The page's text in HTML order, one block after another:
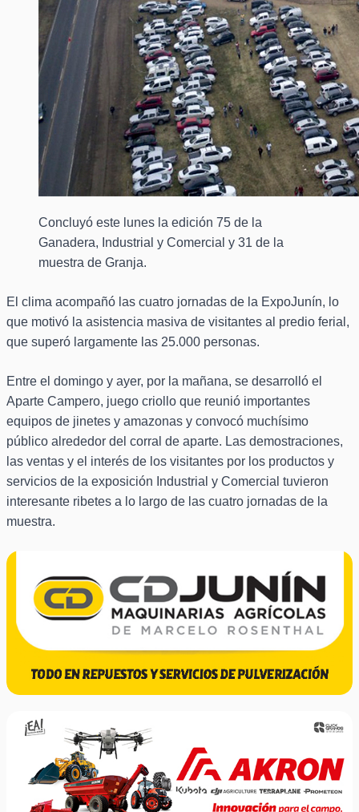
Concluyó este lunes la edición 75 de la
Ganadera, Industrial y Comercial y 31 de la
muestra de Granja.
El clima acompañó las cuatro jornadas de la ExpoJunín, lo
que motivó la asistencia masiva de visitantes al predio ferial,
que superó largamente las 25.000 personas.
Entre el domingo y ayer, por la mañana, se desarrolló el
Aparte Campero, juego criollo que reunió importantes
equipos de jinetes y amazonas y convocó muchísimo
público alrededor del corral de aparte. Las demostraciones,
las ventas y el interés de los visitantes por los productos y
servicios de la exposición Industrial y Comercial tuvieron
interesante ribetes a lo largo de las cuatro jornadas de la
muestra.